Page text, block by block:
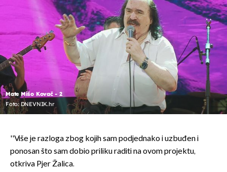
Mate Mišo Kovač - 2
Foto: DNEVNIK.hr
''Više je razloga zbog kojih sam podjednako i uzbuđen i
ponosan što sam dobio priliku raditi na ovom projektu,
otkriva Pjer Žalica.